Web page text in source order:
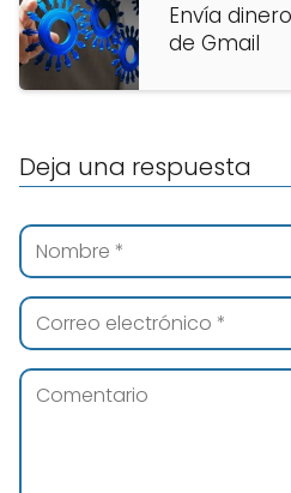
Envía
de Gmail
Deja una respuesta